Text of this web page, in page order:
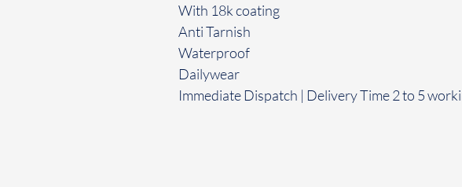
With 18k coating
Anti Tarnish
Waterproof
Dailywear
Immediate Dispatch | Delivery Time 2 to 5